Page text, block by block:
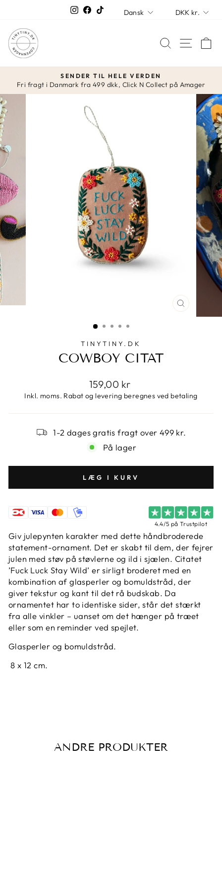
Instagram
Facebook
TikTokSPROG
Dansk DKK kr.
SØG
Stop
SENDER TIL HELE VERDEN
Fri fragt i Danmark fra 499 dkk, Click N Collect på Amager
SPRING
OVER
TINYTINY.DK
COWBOY CITAT
Pris
159,00 kr
Inkl. moms. Rabat og levering beregnes ved betaling
1-2 dages gratis fragt over 499 kr.
På lager
LÆG I KURV
4.4/5 på Trustpilot
Giv julepynten karakter med dette håndbroderede
statement-ornament. Det er skabt til dem, der fejrer
julen med støv på støvlerne og ild i sjælen. Citatet
’Fuck Luck Stay Wild’ er sirligt broderet med en
kombination af glasperler og bomuldstråd, der
giver tekstur og kant til det rå budskab. Da
ornamentet har to identiske sider, står det stærkt
fra alle vinkler – uanset om det hænger på træet
eller som en reminder ved spejlet.
Glasperler og bomuldstråd.
8 x 12 cm.
ANDRE PRODUKTER